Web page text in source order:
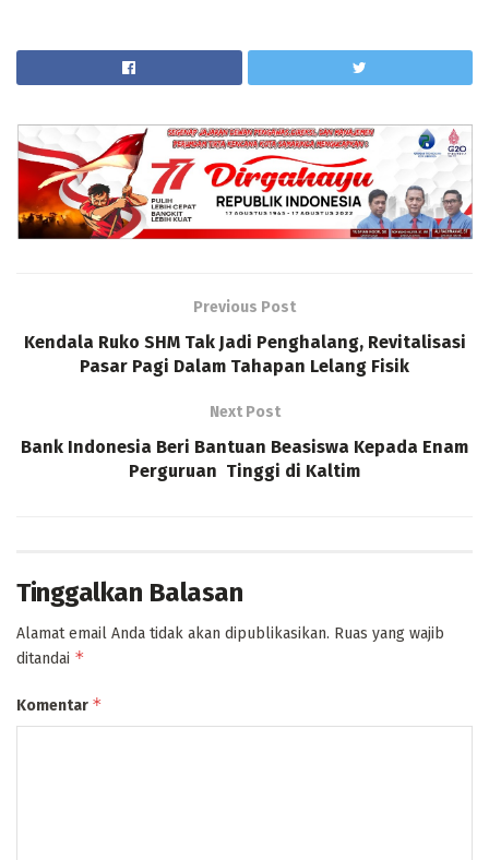
Previous Post
Kendala Ruko SHM Tak Jadi Penghalang, Revitalisasi
Pasar Pagi Dalam Tahapan Lelang Fisik
Next Post
Bank Indonesia Beri Bantuan Beasiswa Kepada Enam
Perguruan Tinggi di Kaltim
Tinggalkan Balasan
Alamat email Anda tidak akan dipublikasikan. Ruas yang wajib
ditandai *
Komentar *